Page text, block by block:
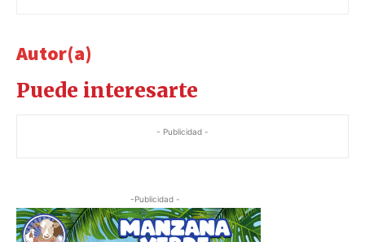
Autor(a)
Puede interesarte
- Publicidad -
-Publicidad -